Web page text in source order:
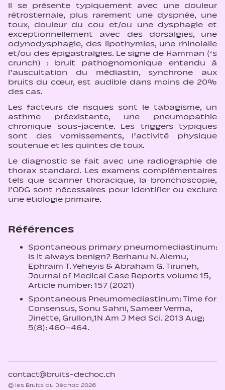
Il se présente typiquement avec une douleur
rétrosternale, plus rarement une dyspnée, une
toux, douleur du cou et/ou une dysphagie et
exceptionnellement avec des dorsalgies, une
odynodysphagie, des lipothymies, une rhinolalie
et/ou des épigastralgies. Le signe de Hamman (‘s
crunch) : bruit pathognomonique entendu à
l’auscultation du médiastin, synchrone aux
bruits du cœur, est audible dans moins de 20%
des cas.
Les facteurs de risques sont le tabagisme, un
asthme préexistante, une pneumopathie
chronique sous-jacente. Les triggers typiques
sont des vomissements, l’activité physique
soutenue et les quintes de toux.
Le diagnostic se fait avec une radiographie de
thorax standard. Les examens complémentaires
tels que scanner thoracique, la bronchoscopie,
l’ODG sont nécessaires pour identifier ou exclure
une étiologie primaire.
Références
Spontaneous primary pneumomediastinum:
is it always benign? Berhanu N. Alemu,
Ephraim T. Yeheyis & Abraham G. Tiruneh,
Journal of Medical Case Reports volume 15,
Article number: 157 (2021)
Spontaneous Pneumomediastinum: Time for
Consensus, Sonu Sahni, Sameer Verma,
Jinette, Grullon,1N Am J Med Sci. 2013 Aug;
5(8): 460–464.
contact@bruits-dechoc.ch
© les Bruits du Déchoc 2026